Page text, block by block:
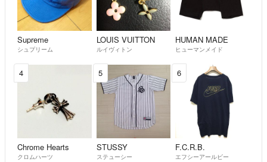
Supreme
シュプリーム
LOUIS VUITTON
ルイヴィトン
HUMAN MADE
ヒューマンメイド
4
Chrome Hearts
クロムハーツ
5
STUSSY
ステューシー
6
F.C.R.B.
エフシーアールビー